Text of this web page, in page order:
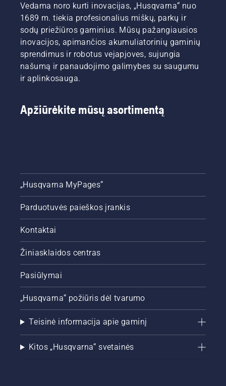
Vedama noro kurti inovacijas, „Husqvarna“ nuo
1689 m. tiekia profesionalius miškų, parkų ir
sodų priežiūros gaminius. Mūsų pažangiausios
inovacijos, apimančios akumuliatorinių gaminių
sprendimus ir robotus vejapjoves, sujungia
našumą ir panaudojimo galimybes su saugumu
ir aplinkosauga.
Apžiūrėkite mūsų asortimentą
„Husqvarna MyPages“
Parduotuvės paieškos įrankis
Kontaktai
Žiniasklaidos centras
Pasiūlymai
„Husqvarna“ požiūris dėl tvarumo
Teisinė informacija apie gaminį
Kitos „Husqvarna“ svetainės